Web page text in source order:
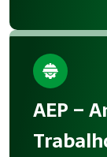
AEP –